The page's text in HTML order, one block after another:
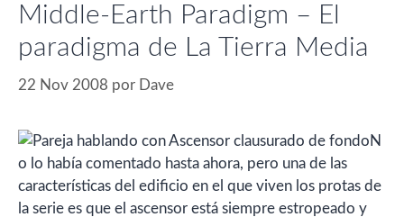
Middle-Earth Paradigm – El
paradigma de La Tierra Media
22 Nov 2008 por Dave
N
o lo había comentado hasta ahora, pero una de las
características del edificio en el que viven los protas de
la serie es que el ascensor está siempre estropeado y